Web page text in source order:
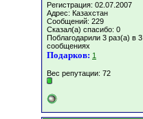
Регистрация: 02.07.2007
Адрес: Казахстан
Сообщений: 229
Сказал(а) спасибо: 0
Поблагодарили 3 раз(а) в 3
сообщениях
Подарков: 1
Вес репутации: 72